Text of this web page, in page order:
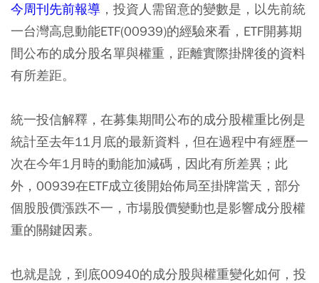
今周刊先前報導 ，投資人需留意的變數是，以先前統
一台灣高息動能ETF(00939)的經驗來看，ETF開募期
間公布的成分股名單與權重，距離實際掛牌後的資料
有所差距。
統一投信解釋，在募集期間公布的成分股權重比例是
統計至去年11月底的最新資料，但在過程中有經歷一
次在今年1月時的動能加減碼，因此有所差異；此
外，00939在ETF成立後開始佈局至掛牌當天，部分
個股股價漲跌不一，市場股價變動也是影響成分股權
重的關鍵因素。
也就是說，到底00940的成分股與權重變化如何，投